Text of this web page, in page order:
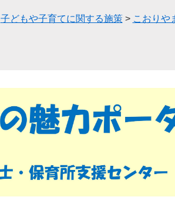
子どもや子育てに関する施策> こおりや